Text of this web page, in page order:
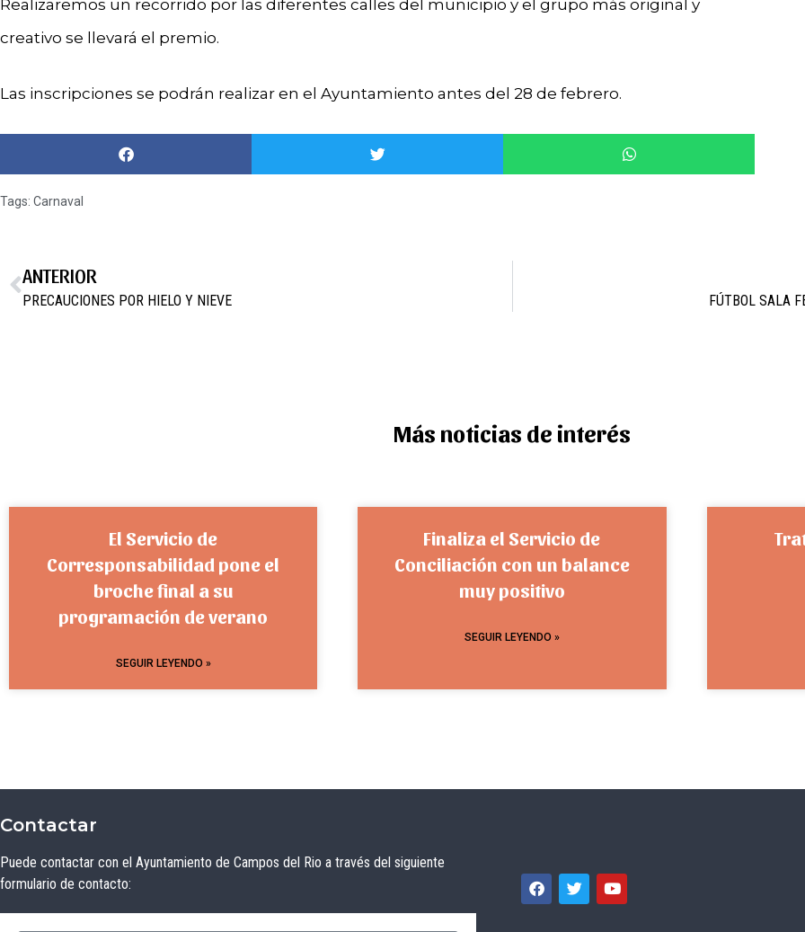
Realizaremos un recorrido por las diferentes calles del municipio y el grupo más original y
creativo se llevará el premio.
Las inscripciones se podrán realizar en el Ayuntamiento antes del 28 de febrero.
Tags: Carnaval
ANTERIOR
PRECAUCIONES POR HIELO Y NIEVE FÚTBOL SALA
Más noticias de interés
El Servicio de
Corresponsabilidad pone el
broche final a su
programación de verano
SEGUIR LEYENDO »
Finaliza el Servicio de
Conciliación con un balance
muy positivo
SEGUIR LEYENDO »
Contactar
Puede contactar con el Ayuntamiento de Campos del Rio a través del siguiente
formulario de contacto: